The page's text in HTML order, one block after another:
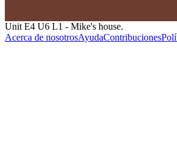
Unit E4 U6 L1 - Mike's house.
Acerca de nosotrosAyudaContribuciones